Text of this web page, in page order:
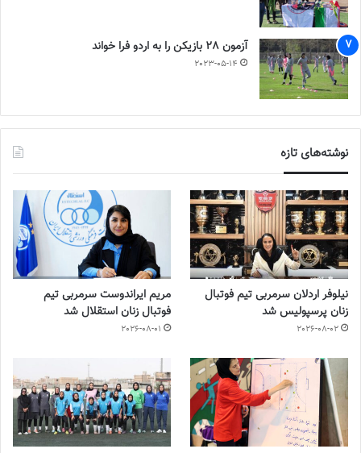
آزمون 28 بازیکن را به اردو فرا خواند
2023-05-14
نوشته‌های تازه
نیلوفر اردلان سرمربی تیم فوتبال
زنان پرسپولیس شد
2026-08-02
مریم ایراندوست سرمربی تیم
فوتبال زنان استقلال شد
2026-08-01